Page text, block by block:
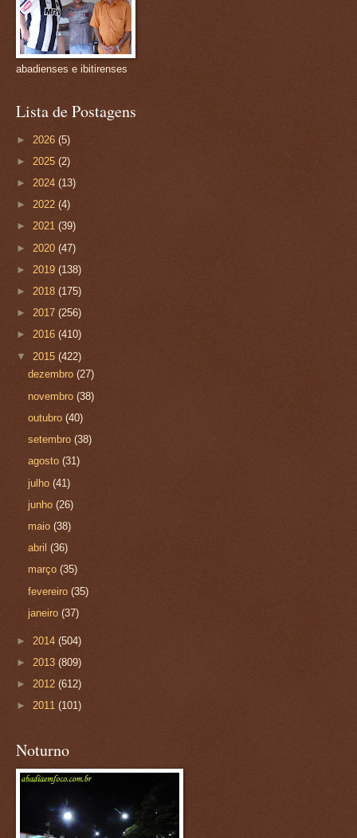
abadienses e ibitirenses
Lista de Postagens
► 2026 (5)
► 2025 (2)
► 2024 (13)
► 2022 (4)
► 2021 (39)
► 2020 (47)
► 2019 (138)
► 2018 (175)
► 2017 (256)
► 2016 (410)
▼ 2015 (422)
dezembro(27)
novembro(38)
outubro(40)
setembro(38)
agosto(31)
julho(41)
junho(26)
maio(38)
abril(36)
março(35)
fevereiro(35)
janeiro(37)
► 2014 (504)
► 2013 (809)
► 2012 (612)
► 2011 (101)
Noturno